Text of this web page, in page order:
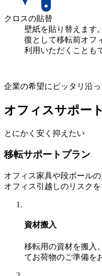
クロスの貼替
壁紙を貼り替えます
復として移転前オフ
利用いただくことも
企業の希望にピッタリ沿
オフィスサポー
とにかく安く抑えたい
移転サポートプラン
オフィス家具や段ボールの
オフィス引越しのリスク
資材搬入
移転用の資材を搬入
てお荷物のご準備を